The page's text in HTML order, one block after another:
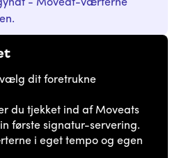
- Moveat-værterne
dit foretrukne
du tjekket ind af Moveats
første signatur-servering.
i eget tempo og egen